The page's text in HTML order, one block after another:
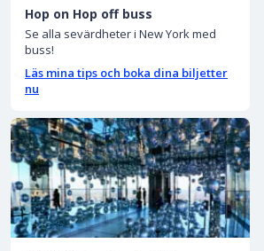
Hop on Hop off buss
Se alla sevärdheter i New York med
buss!
Läs mina tips och boka dina biljetter
nu